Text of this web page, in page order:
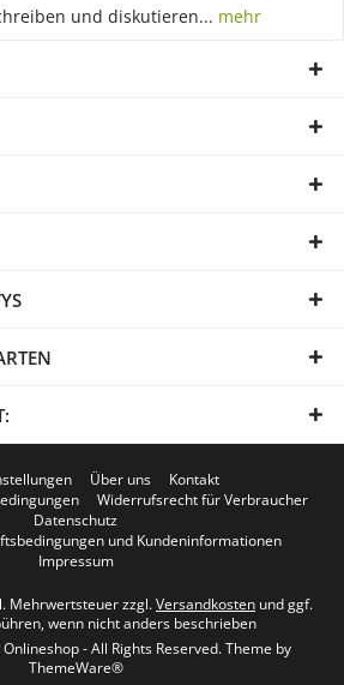
und diskutieren... mehr
Über uns
Kontakt
Widerrufsrecht für Verbraucher
Datenschutz
und Kundeninformationen
Impressum
Mehrwertsteuer zzgl.Versandkosten und ggf.
wenn nicht anders beschrieben
- All Rights Reserved. Theme by
ThemeWare®